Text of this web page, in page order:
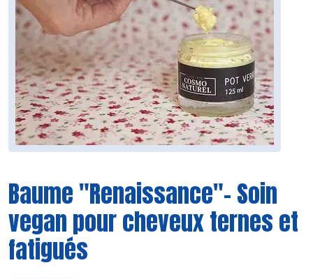
Baume "Renaissance"- Soin
vegan pour cheveux ternes et
fatigués